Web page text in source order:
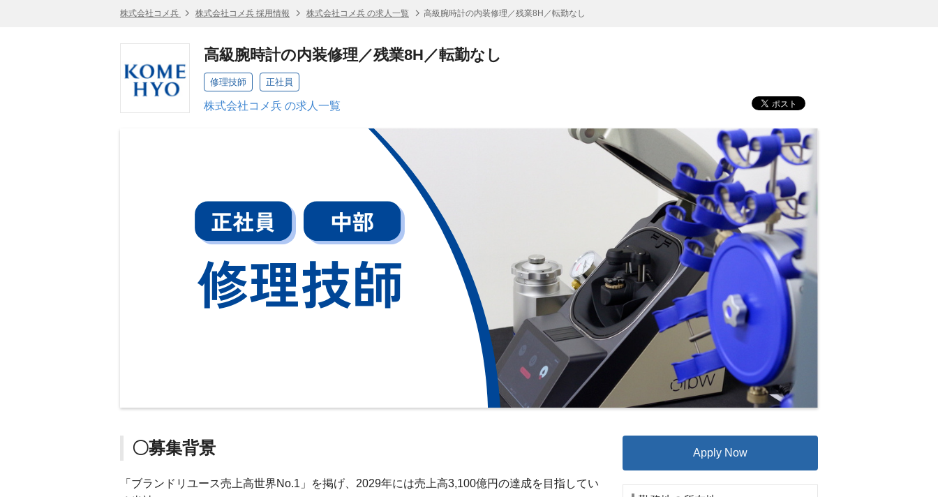
株式会社コメ兵 株式会社コメ兵 採用情報 株式会社コメ兵 の求人一覧 高級腕時計の内装修理／残業8H／転勤なし
高級腕時計の内装修理／残業8H／転勤なし
修理技師 正社員
株式会社コメ兵 の求人一覧
〇募集背景
「ブランドリユース売上高世界No.1」を掲げ、2029年には売上高3,100億円の達成を目指してい
Apply Now